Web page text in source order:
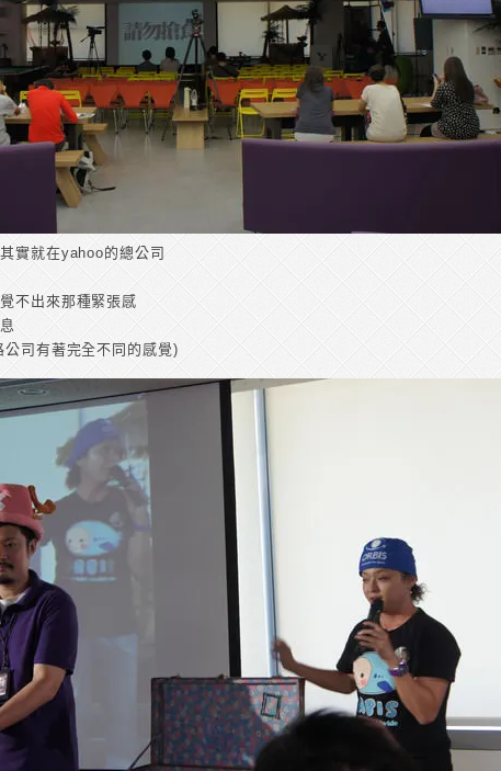
實就在yahoo的總公司
不出來那種緊張感
司有著完全不同的感覺)